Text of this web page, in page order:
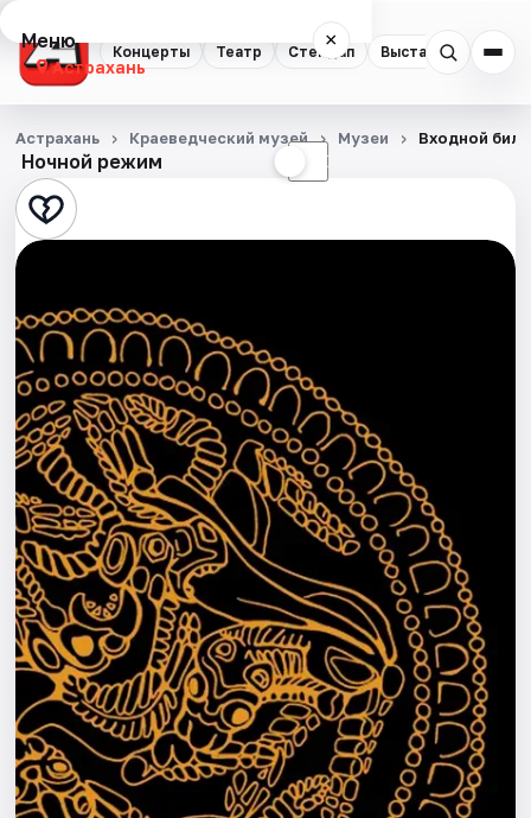
Концерты Театр Стендап Выставки
Меню ×
Астрахань
Концерты
Театр
Стендап
Квесты
Экскурсии
Спорт
События
Города
Площадки
Артисты
Рейтинги
Ночной режим ☾
Астрахань Краеведческий музей Музеи Входной